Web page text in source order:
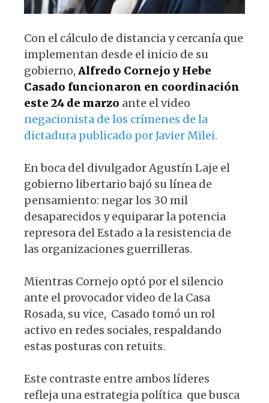
Con el cálculo de distancia y cercanía que
implementan desde el inicio de su
gobierno, Alfredo Cornejo y Hebe
Casado funcionaron en coordinación
este 24 de marzo ante el video
negacionista de los crímenes de la
dictadura publicado por Javier Milei.
En boca del divulgador Agustín Laje el
gobierno libertario bajó su línea de
pensamiento: negar los 30 mil
desaparecidos y equiparar la potencia
represora del Estado a la resistencia de
las organizaciones guerrilleras.
Mientras Cornejo optó por el silencio
ante el provocador video de la Casa
Rosada, su vice, Casado tomó un rol
activo en redes sociales, respaldando
estas posturas con retuits.
Este contraste entre ambos líderes
refleja una estrategia política que busca